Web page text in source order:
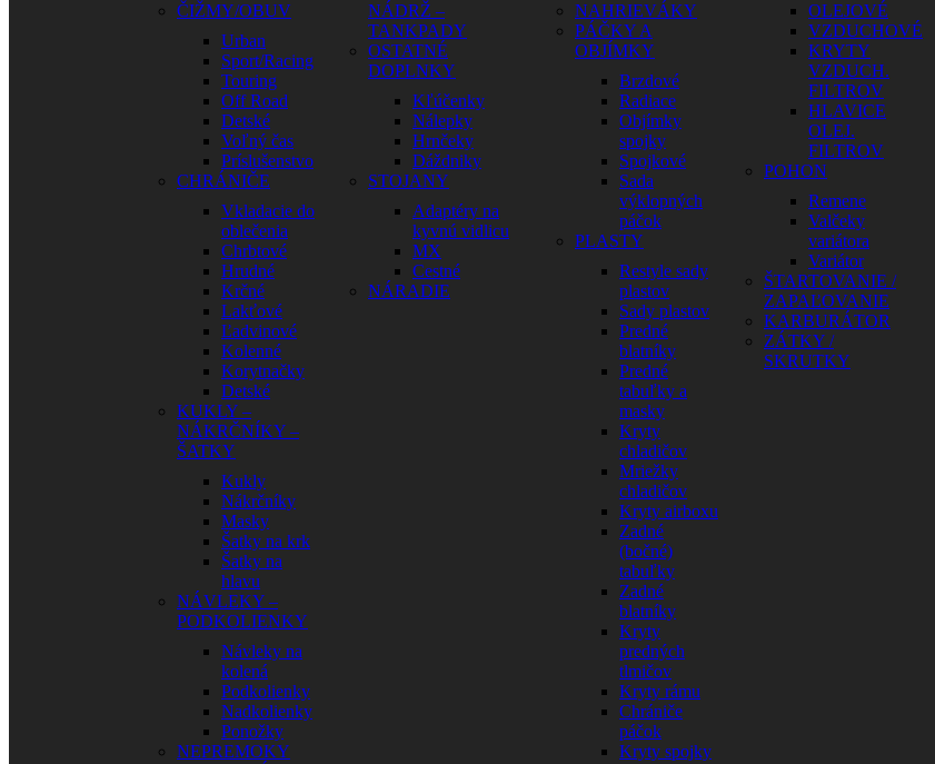
ČIŽMY/OBUV
Urban
Sport/Racing
Touring
Off Road
Detské
Voľný čas
Príslušenstvo
CHRÁNIČE
Vkladacie do
oblečenia
Chrbtové
Hrudné
Krčné
Lakťové
Ľadvinové
Kolenné
Korytnačky
Detské
KUKLY –
NÁKRČNÍKY –
ŠATKY
Kukly
Nákrčníky
Masky
Šatky na krk
Šatky na
hlavu
NÁVLEKY –
PODKOLIENKY
Návleky na
kolená
Podkolienky
Nadkolienky
Ponožky
NEPREMOKY
NÁDRŽ –
TANKPADY
OSTATNÉ
DOPLNKY
Kľúčenky
Nálepky
Hrnčeky
Dáždniky
STOJANY
Adaptéry na
kyvnú vidlicu
MX
Cestné
NÁRADIE
NAHRIEVÁKY
PÁČKY A
OBJÍMKY
Brzdové
Radiace
Objímky
spojky
Spojkové
Sada
výklopných
páčok
PLASTY
Restyle sady
plastov
Sady plastov
Predné
blatníky
Predné
tabuľky a
masky
Kryty
chladičov
Mriežky
chladičov
Kryty airboxu
Zadné
(bočné)
tabuľky
Zadné
blatníky
Kryty
predných
tlmičov
Kryty rámu
Chrániče
páčok
Kryty spojky
OLEJOVÉ
VZDUCHOVÉ
KRYTY
VZDUCH.
FILTROV
HLAVICE
OLEJ.
FILTROV
POHON
Remene
Valčeky
variátora
Variátor
ŠTARTOVANIE /
ZAPAĽOVANIE
KARBURÁTOR
ZÁTKY /
SKRUTKY